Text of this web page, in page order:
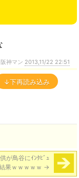
神マン 2013,11/22 22:51
↓下再読み込み
が鳥谷にｲﾝﾀﾋﾞｭ
果ｗｗｗｗｗ →